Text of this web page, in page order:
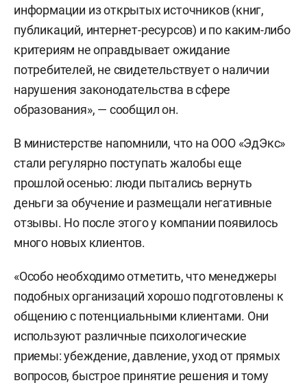
информации из открытых источников (книг,
публикаций, интернет-ресурсов) и по каким-либо
критериям не оправдывает ожидание
потребителей, не свидетельствует о наличии
нарушения законодательства в сфере
образования», — сообщил он.
В министерстве напомнили, что на ООО «ЭдЭкс»
стали регулярно поступать жалобы еще
прошлой осенью: люди пытались вернуть
деньги за обучение и размещали негативные
отзывы. Но после этого у компании появилось
много новых клиентов.
«Особо необходимо отметить, что менеджеры
подобных организаций хорошо подготовлены к
общению с потенциальными клиентами. Они
используют различные психологические
приемы: убеждение, давление, уход от прямых
вопросов, быстрое принятие решения и тому